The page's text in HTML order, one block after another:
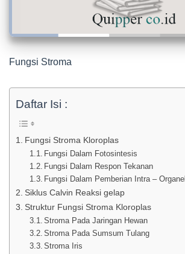
Fungsi Stroma
Daftar Isi :
Fungsi Stroma Kloroplas
Fungsi Dalam Fotosintesis
Fungsi Dalam Respon Tekanan
Fungsi Dalam Pemberian Intra – Organel
Siklus Calvin Reaksi gelap
Struktur Fungsi Stroma Kloroplas
Stroma Pada Jaringan Hewan
Stroma Pada Sumsum Tulang
Stroma Iris